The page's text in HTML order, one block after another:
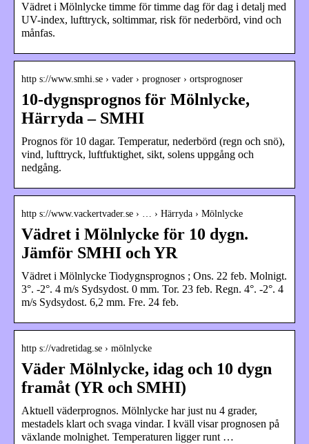
Vädret i Mölnlycke timme för timme dag för dag i detalj med
UV-index, lufttryck, soltimmar, risk för nederbörd, vind och
månfas.
http s://www.smhi.se › vader › prognoser › ortsprognoser
10-dygnsprognos för Mölnlycke,
Härryda – SMHI
Prognos för 10 dagar. Temperatur, nederbörd (regn och snö),
vind, lufttryck, luftfuktighet, sikt, solens uppgång och
nedgång.
http s://www.vackertvader.se › … › Härryda › Mölnlycke
Vädret i Mölnlycke för 10 dygn.
Jämför SMHI och YR
Vädret i Mölnlycke Tiodygnsprognos ; Ons. 22 feb. Molnigt.
3°. -2°. 4 m/s Sydsydost. 0 mm. Tor. 23 feb. Regn. 4°. -2°. 4
m/s Sydsydost. 6,2 mm. Fre. 24 feb.
http s://vadretidag.se › mölnlycke
Väder Mölnlycke, idag och 10 dygn
framåt (YR och SMHI)
Aktuell väderprognos. Mölnlycke har just nu 4 grader,
mestadels klart och svaga vindar. I kväll visar prognosen på
växlande molnighet. Temperaturen ligger runt …